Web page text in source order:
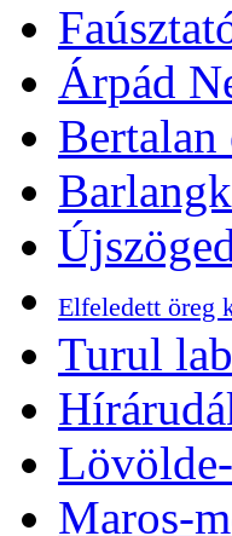
Árpád
Bertalan
Elfeledett öreg
Turul
Maros-